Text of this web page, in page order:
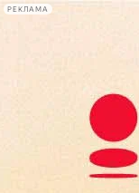
РЕКЛАМА
Сегодня:
2026.08.07
21:28
Афиша Plus